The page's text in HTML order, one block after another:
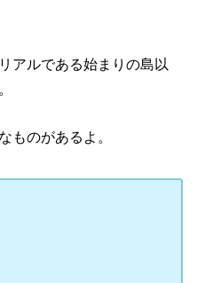
アルである始まりの島以
ものがあるよ。